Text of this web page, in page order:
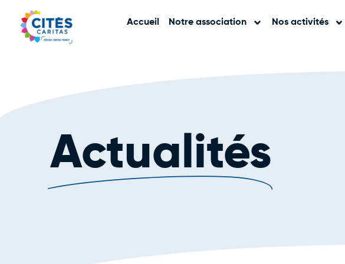
Accueil Notre association Nos activités
Actualités